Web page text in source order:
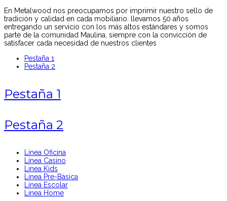
En Metalwood nos preocupamos por imprimir nuestro sello de
tradición y calidad en cada mobiliario. llevamos 50 años
entregando un servicio con los más altos estándares y somos
parte de la comunidad Maulina, siempre con la convicción de
satisfacer cada necesidad de nuestros clientes
Pestaña 1
Pestaña 2
Pestaña 1
Pestaña 2
Línea Oficina
Línea Casino
Linea Kids
Línea Pre-Básica
Línea Escolar
Línea Home